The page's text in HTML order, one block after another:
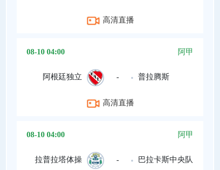
高清直播
08-10 04:00 阿甲
阿根廷独立 - 普拉腾斯
高清直播
08-10 04:00 阿甲
拉普拉塔体操 - 巴拉卡斯中央队